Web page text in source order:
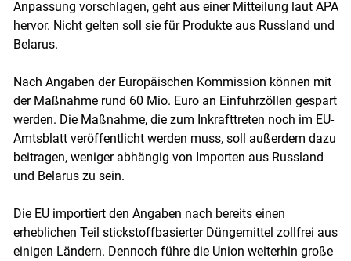
Skip to main content
Anpassung vorschlagen, geht aus einer Mitteilung laut APA
hervor. Nicht gelten soll sie für Produkte aus Russland und
Belarus.
Nach Angaben der Europäischen Kommission können mit
der Maßnahme rund 60 Mio. Euro an Einfuhrzöllen gespart
werden. Die Maßnahme, die zum Inkrafttreten noch im EU-
Amtsblatt veröffentlicht werden muss, soll außerdem dazu
beitragen, weniger abhängig von Importen aus Russland
und Belarus zu sein.
Die EU importiert den Angaben nach bereits einen
erheblichen Teil stickstoffbasierter Düngemittel zollfrei aus
einigen Ländern. Dennoch führe die Union weiterhin große